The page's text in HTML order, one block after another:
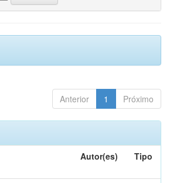
Anterior 1 Próximo
Autor(es) Tipo